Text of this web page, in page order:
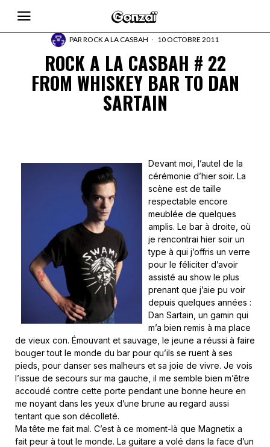
PARROCK A LA CASBAH 10 OCTOBRE 2011
ROCK A LA CASBAH # 22
FROM WHISKEY BAR TO DAN
SARTAIN
Devant moi, l’autel de la
cérémonie d’hier soir. La
scène est de taille
respectable encore
meublée de quelques
amplis. Le bar à droite, où
je rencontrai hier soir un
type à qui j’offris un verre
pour le féliciter d’avoir
assisté au show le plus
prenant que j’aie pu voir
depuis quelques années :
Dan Sartain, un gamin qui
m’a bien remis à ma place
de vieux con. Émouvant et sauvage, le jeune a réussi à faire
bouger tout le monde du bar pour qu’ils se ruent à ses
pieds, pour danser ses malheurs et sa joie de vivre. Je vois
l’issue de secours sur ma gauche, il me semble bien m’être
accoudé contre cette porte pendant une bonne heure en
me noyant dans les yeux d’une brune au regard aussi
tentant que son décolleté.
Ma tête me fait mal. C’est à ce moment-là que Magnetix a
fait peur à tout le monde. La guitare a volé dans la face d’un